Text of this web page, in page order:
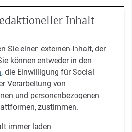
Inhalt
Sie einen externen Inhalt, der
können entweder in den
, die Einwilligung für Social
Verarbeitung von
und personenbezogenen
zustimmen.
immer laden